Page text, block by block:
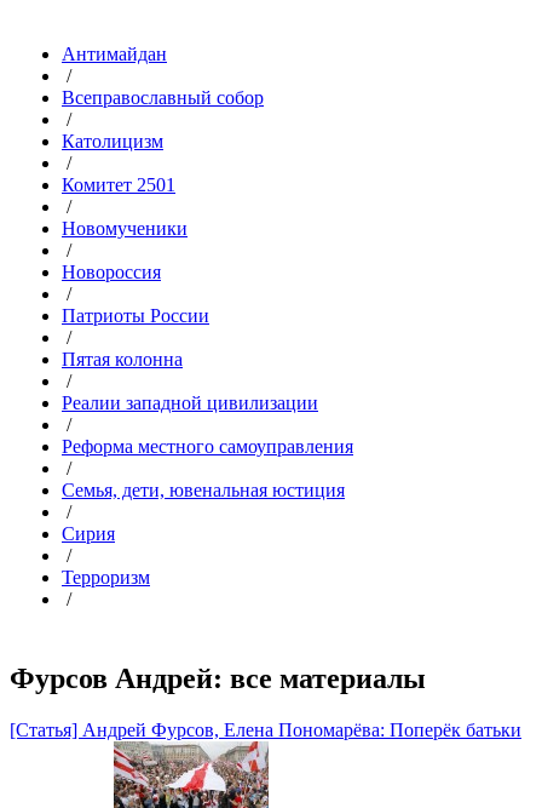
Антимайдан
/
Всеправославный собор
/
Католицизм
/
Комитет 2501
/
Новомученики
/
Новороссия
/
Патриоты России
/
Пятая колонна
/
Реалии западной цивилизации
/
Реформа местного самоуправления
/
Семья, дети, ювенальная юстиция
/
Сирия
/
Терроризм
/
Фурсов Андрей: все материалы
[Статья] Андрей Фурсов, Елена Пономарёва: Поперёк батьки